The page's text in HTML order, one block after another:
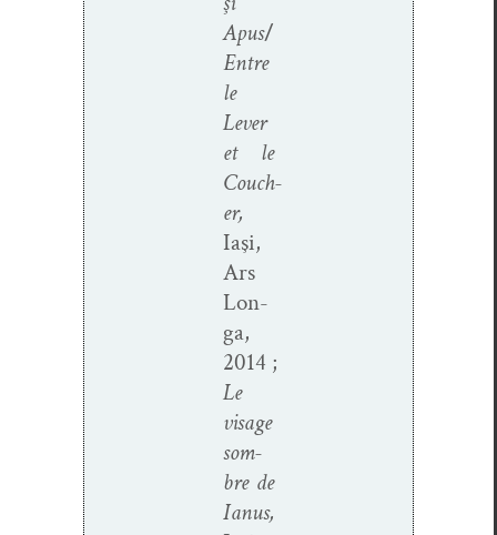
Apus/
Entre
le
Lever
et le
Couch­
er,
Iaşi,
Ars
Lon­
ga,
2014 ;
Le
vis­age
som­
bre de
Ianus,